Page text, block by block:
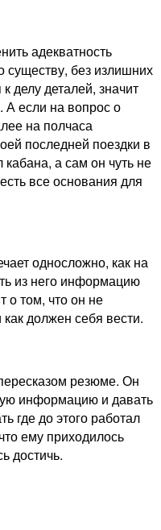
адекватность
существу, без излишних
делу деталей, значит
А если на вопрос о
на полчаса
последней поездки в
кабана, а сам он чуть не
все основания для
односложно, как на
из него информацию
о том, что он не
должен себя вести.
резюме. Он
информацию и давать
где до этого работал
ему приходилось
достичь.